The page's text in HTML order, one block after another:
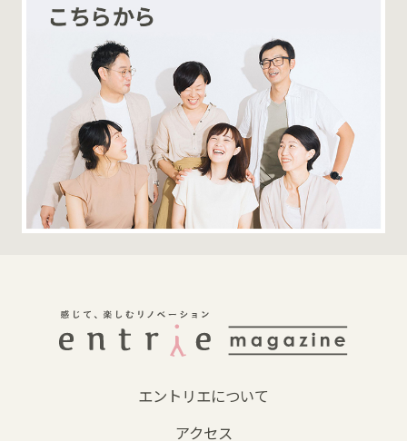
エントリエについて
アクセス